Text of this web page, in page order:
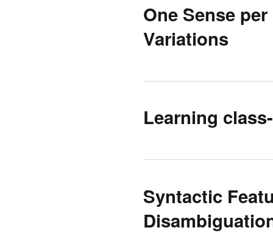
One Sense
Variations
Learning
Syntactic